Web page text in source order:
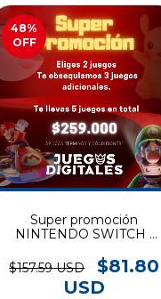
48%
OFF
Super promoción
NINTENDO SWITCH -
$157.59 USD
$81.80
USD